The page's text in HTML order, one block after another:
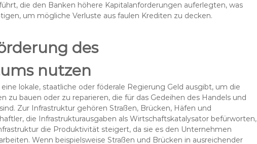
die den Banken höhere Kapitalanforderungen auferlegten, was
um mögliche Verluste aus faulen Krediten zu decken.
des
nutzen
lokale, staatliche oder föderale Regierung Geld ausgibt, um die
zu bauen oder zu reparieren, die für das Gedeihen des Handels und
Zur Infrastruktur gehören Straßen, Brücken, Häfen und
die Infrastrukturausgaben als Wirtschaftskatalysator befürworten,
die Produktivität steigert, da sie es den Unternehmen
Wenn beispielsweise Straßen und Brücken in ausreichender